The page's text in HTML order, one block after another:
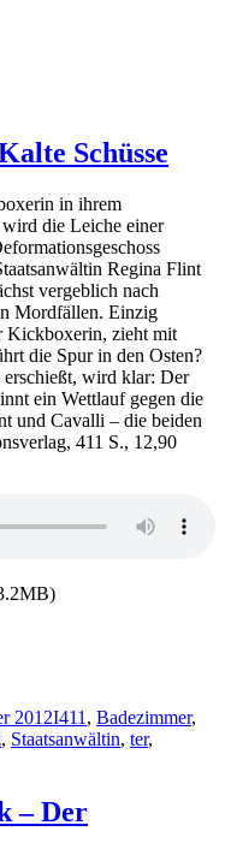
Schüsse
in ihrem
die Leiche einer
Regina Flint
vergeblich nach
Mordfällen. Einzig
Kickboxerin, zieht mit
die Spur in den Osten?
wird klar: Der
ein Wettlauf gegen die
und Cavalli – die beiden
411 S., 12,90
2012I411 , Badezimmer,
, Staatsanwältin, ter,
– Der